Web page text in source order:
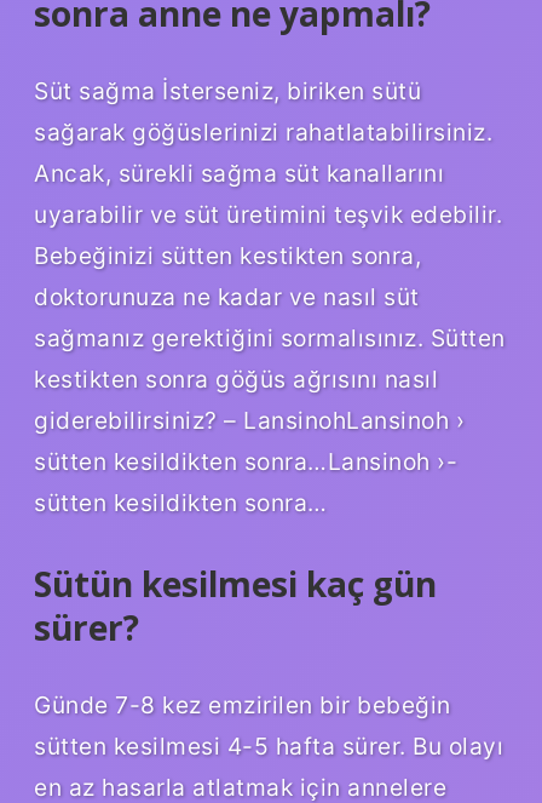
sonra anne ne yapmalı?
Süt sağma İsterseniz, biriken sütü
sağarak göğüslerinizi rahatlatabilirsiniz.
Ancak, sürekli sağma süt kanallarını
uyarabilir ve süt üretimini teşvik edebilir.
Bebeğinizi sütten kestikten sonra,
doktorunuza ne kadar ve nasıl süt
sağmanız gerektiğini sormalısınız. Sütten
kestikten sonra göğüs ağrısını nasıl
giderebilirsiniz? – LansinohLansinoh ›
sütten kesildikten sonra…Lansinoh ›-
sütten kesildikten sonra…
Sütün kesilmesi kaç gün
sürer?
Günde 7-8 kez emzirilen bir bebeğin
sütten kesilmesi 4-5 hafta sürer. Bu olayı
en az hasarla atlatmak için annelere